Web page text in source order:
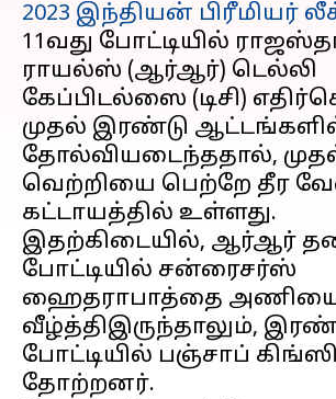
2023 இந்தியன் பிரீமியர்
11வது போட்டியில்
ராயல்ஸ் (ஆர்ஆர்) டெல்லி
கேப்பிடல்ஸை (டிசி)
முதல் இரண்டு
தோல்வியடைந்ததால்,
வெற்றியை பெற்றே தீர
கட்டாயத்தில் உள்ளது.
இதற்கிடையில், ஆர்ஆர்
போட்டியில் சன்ரைசர்ஸ்
ஹைதராபாத்தை
வீழ்த்திஇருந்தாலும்,
போட்டியில் பஞ்சாப்
தோற்றனர்.